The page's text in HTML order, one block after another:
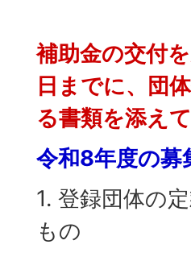
補助金の交付
日までに、団
る書類を添え
令和8年度の募
1. 登録団体の
もの